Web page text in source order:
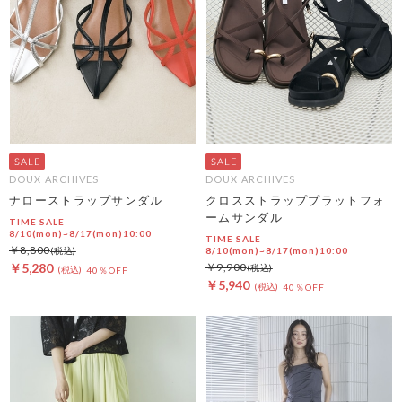
DOUX ARCHIVES
ナローストラップサンダル
TIME SALE
8/10(mon)~8/17(mon)10:00
￥5,280 40％OFF
￥8,800
DOUX ARCHIVES
クロスストラッププラットフォ
ームサンダル
TIME SALE
8/10(mon)~8/17(mon)10:00
￥5,940 40％OFF
￥9,900